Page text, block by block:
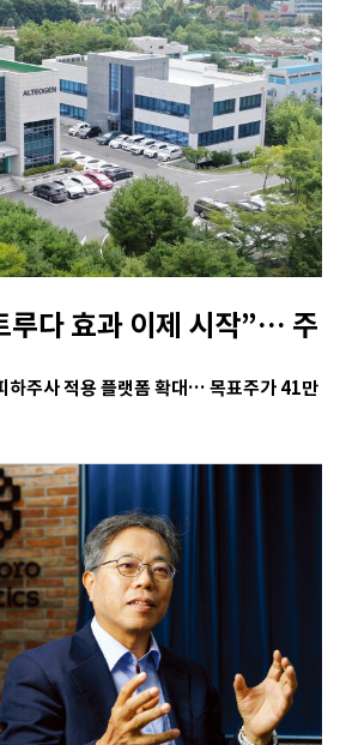
루다 효과 이제 시작”… 주
하주사 적용 플랫폼 확대… 목표주가 41만